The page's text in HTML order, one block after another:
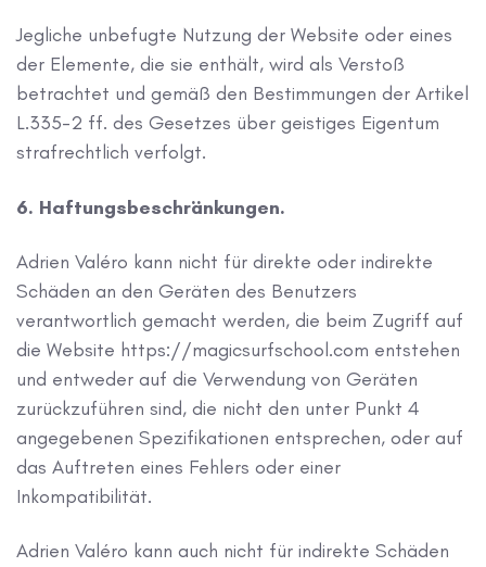
Jegliche unbefugte Nutzung der Website oder eines
der Elemente, die sie enthält, wird als Verstoß
betrachtet und gemäß den Bestimmungen der Artikel
L.335-2 ff. des Gesetzes über geistiges Eigentum
strafrechtlich verfolgt.
6. Haftungsbeschränkungen.
Adrien Valéro kann nicht für direkte oder indirekte
Schäden an den Geräten des Benutzers
verantwortlich gemacht werden, die beim Zugriff auf
die Website https://magicsurfschool.com entstehen
und entweder auf die Verwendung von Geräten
zurückzuführen sind, die nicht den unter Punkt 4
angegebenen Spezifikationen entsprechen, oder auf
das Auftreten eines Fehlers oder einer
Inkompatibilität.
Adrien Valéro kann auch nicht für indirekte Schäden